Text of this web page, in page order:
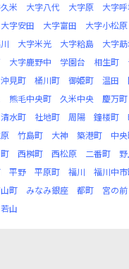
米 大字八代 大字原 大字
大字安田 大字富田 大字小松原
大字米光 大字粭島 大字
大字鹿野中 学園台 相生町
沖見町 桶川町 御姫町 温田
熊毛中央町 久米中央 慶万町
清水町 社地町 周陽 鐘楼町
竹島町 大神 築港町 中
西桝町 西松原 二番町
平野 平原町 福川 福川中
町 みなみ銀座 都町 宮の前
若山